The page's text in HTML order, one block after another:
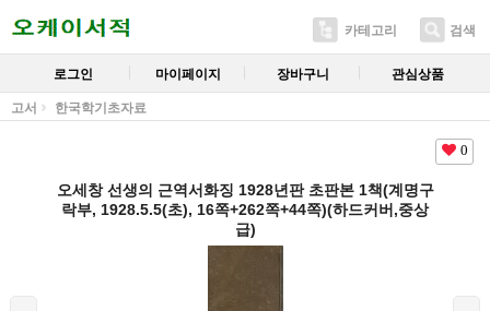
카테고리 검색
로그인 마이페이지 장바구니 관심상품
고서 한국학기초자료
0
오세창 선생의 근역서화징 1928년판 초판본 1책(계명구
락부, 1928.5.5(초), 16쪽+262쪽+44쪽)(하드커버,중상
급)